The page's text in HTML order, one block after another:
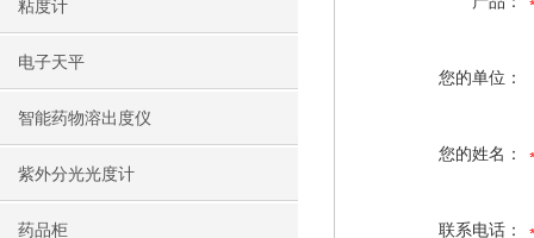
粘度计
电子天平
智能药物溶出度仪
紫外分光光度计
药品柜
您的单位：
您的姓名：
联系电话：